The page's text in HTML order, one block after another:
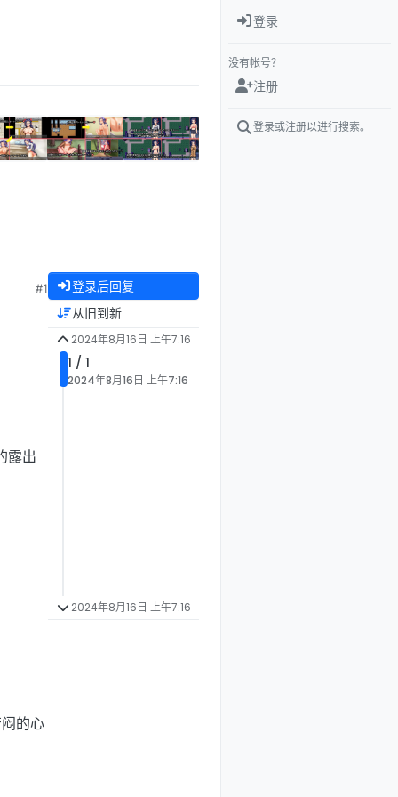
#1
露出
的心
登录后回复
从旧到新
2024年8月16日 上午7:16
1 / 1
2024年8月16日 上午7:16
2024年8月16日 上午7:16
登录
没有帐号？
注册
登录或注册以进行搜索。